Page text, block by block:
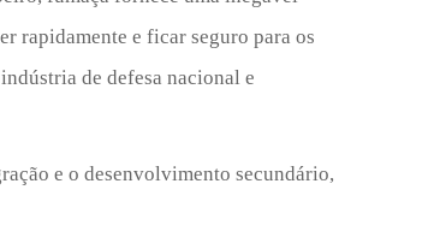
rapidamente e ficar seguro para os
de defesa nacional e
e o desenvolvimento secundário,